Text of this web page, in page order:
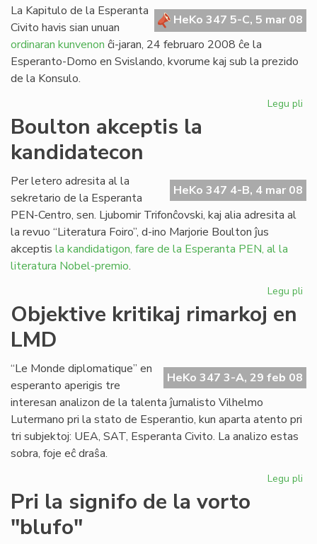
HeKo 347 5-C, 5 mar 08
La Kapitulo de la Esperanta
Civito havis sian unuan
ordinaran kunvenon ĉi-jaran, 24 februaro 2008 ĉe la
Esperanto-Domo en Svislando, kvorume kaj sub la prezido
de la Konsulo.
Legu pli
Boulton akceptis la
kandidatecon
HeKo 347 4-B, 4 mar 08
Per letero adresita al la
sekretario de la Esperanta
PEN-Centro, sen. Ljubomir Trifonĉovski, kaj alia adresita al
la revuo “Literatura Foiro”, d-ino Marjorie Boulton ĵus
akceptis la kandidatigon, fare de la Esperanta PEN, al la
literatura Nobel-premio.
Legu pli
Objektive kritikaj rimarkoj en
LMD
HeKo 347 3-A, 29 feb 08
“Le Monde diplomatique” en
esperanto aperigis tre
interesan analizon de la talenta ĵurnalisto Vilhelmo
Lutermano pri la stato de Esperantio, kun aparta atento pri
tri subjektoj: UEA, SAT, Esperanta Civito. La analizo estas
sobra, foje eĉ draŝa.
Legu pli
Pri la signifo de la vorto
"blufo"